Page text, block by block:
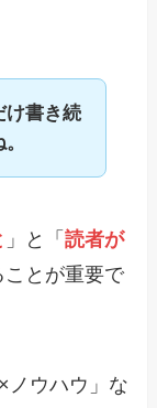
け書き続
」と「読者が
ことが重要で
ノウハウ」な